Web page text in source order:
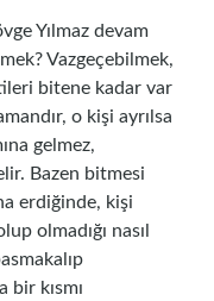
Yılmaz devam
Vazgeçebilmek,
bitene kadar var
o kişi ayrılsa
gelmez,
Bazen bitmesi
erdiğinde, kişi
olmadığı nasıl
kısmı